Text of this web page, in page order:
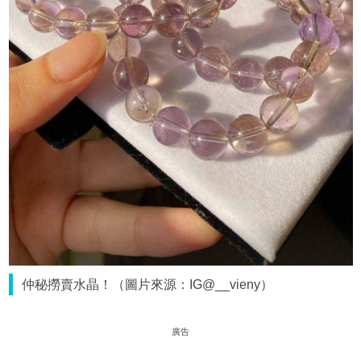
仲秘撈賣水晶！（圖片來源：IG@__vieny）
廣告